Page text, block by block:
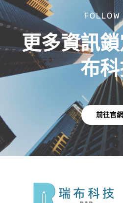
更多資訊
布
前往官網